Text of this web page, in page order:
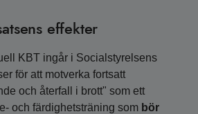
effekter
KBT ingår i Socialstyrelsens
för att motverka fortsatt
och återfall i brott" som ett
och färdighetsträning som bör